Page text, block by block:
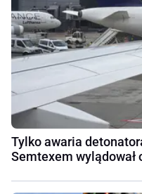
Tylko awaria
Semtexem